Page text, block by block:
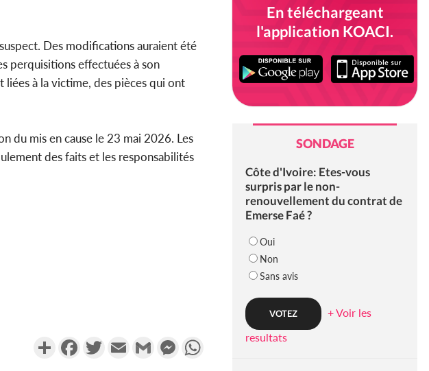
Des modifications auraient été
perquisitions effectuées à son
à la victime, des pièces qui ont
du mis en cause le 23 mai 2026. Les
des faits et les responsabilités
PartagerFacebookTwitterEmail Gmail MessengerWhatsApp
En téléchargeant
l'application KOACI.
SONDAGE
Côte d'Ivoire: Etes-vous
surpris par le non-
renouvellement du contrat de
Emerse Faé ?
Oui
Non
Sans avis
+ Voir les
resultats